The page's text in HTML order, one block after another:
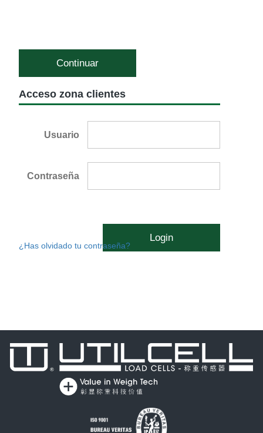
Continuar
Acceso zona clientes
Usuario
Contraseña
Login
¿Has olvidado tu contraseña?